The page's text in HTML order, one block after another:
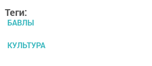
Теги:
БАВЛЫ
КУЛЬТУРА